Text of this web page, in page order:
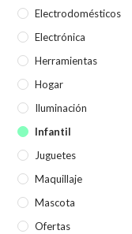
Electrodomésticos
Electrónica
Herramientas
Hogar
Iluminación
Infantil
Juguetes
Maquillaje
Mascota
Ofertas